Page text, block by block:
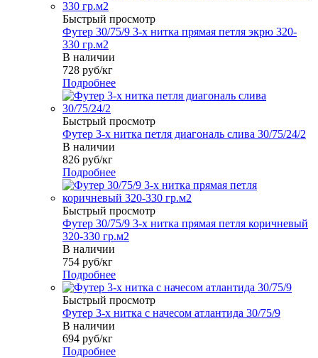
Быстрый просмотр
Футер 30/75/9 3-х нитка прямая петля экрю 320-
330 гр.м2
В наличии
728 руб/кг
Подробнее
Быстрый просмотр
Футер 3-х нитка петля диагональ слива 30/75/24/2
В наличии
826 руб/кг
Подробнее
Быстрый просмотр
Футер 30/75/9 3-х нитка прямая петля коричневый
320-330 гр.м2
В наличии
754 руб/кг
Подробнее
Быстрый просмотр
Футер 3-х нитка с начесом атлантида 30/75/9
В наличии
694 руб/кг
Подробнее